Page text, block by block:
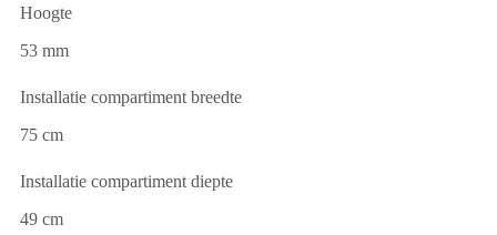
Hoogte
53 mm
Installatie compartiment breedte
75 cm
Installatie compartiment diepte
49 cm